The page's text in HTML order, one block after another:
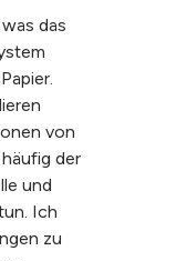
das
von
der
und
Ich
zu